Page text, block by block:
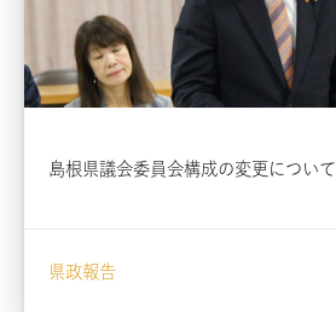
島根県議会委員会構成の変更について
県政報告